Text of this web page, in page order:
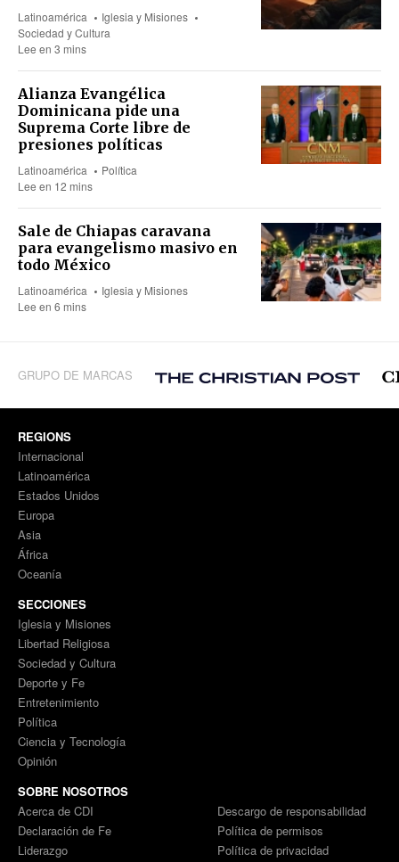
Latinoamérica
Iglesia y Misiones
Sociedad y Cultura
Lee en 3 mins
Alianza Evangélica
Dominicana pide una
Suprema Corte libre de
presiones políticas
Latinoamérica
Política
Lee en 12 mins
Sale de Chiapas caravana
para evangelismo masivo en
todo México
Latinoamérica
Iglesia y Misiones
Lee en 6 mins
GRUPO DE MARCAS
REGIONS
Internacional
Latinoamérica
Estados Unidos
Europa
Asia
África
Oceanía
SECCIONES
Iglesia y Misiones
Libertad Religiosa
Sociedad y Cultura
Deporte y Fe
Entretenimiento
Política
Ciencia y Tecnología
Opinión
SOBRE NOSOTROS
Acerca de CDI
Declaración de Fe
Liderazgo
Descargo de responsabilidad
Política de permisos
Política de privacidad